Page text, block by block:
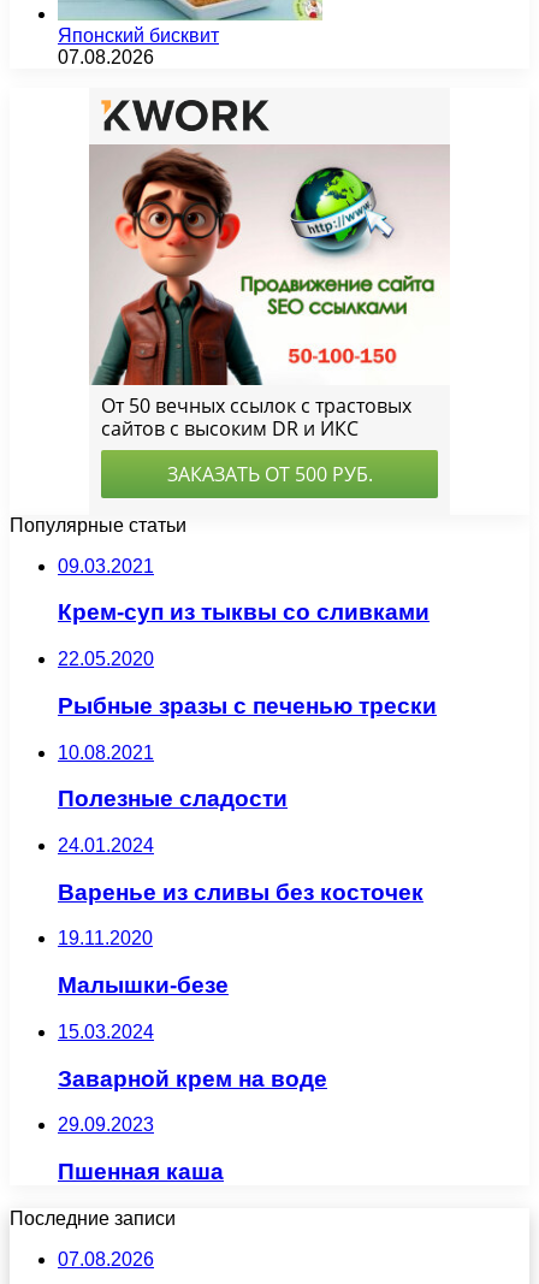
Японский бисквит
07.08.2026
Популярные статьи
09.03.2021
Крем-суп из тыквы со сливками
22.05.2020
Рыбные зразы с печенью трески
10.08.2021
Полезные сладости
24.01.2024
Варенье из сливы без косточек
19.11.2020
Малышки-безе
15.03.2024
Заварной крем на воде
29.09.2023
Пшенная каша
Последние записи
07.08.2026